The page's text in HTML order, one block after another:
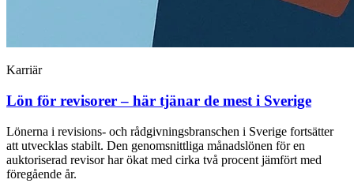
Karriär
Lön för revisorer – här tjänar de mest i Sverige
Lönerna i revisions- och rådgivningsbranschen i Sverige fortsätter
att utvecklas stabilt. Den genomsnittliga månadslönen för en
auktoriserad revisor har ökat med cirka två procent jämfört med
föregående år.